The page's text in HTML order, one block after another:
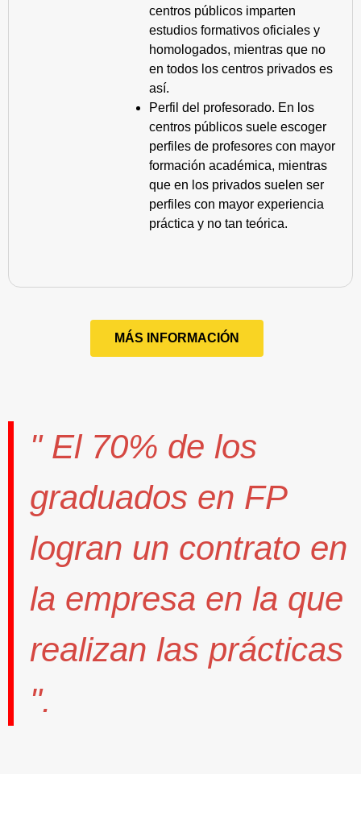
centros públicos imparten
estudios formativos oficiales y
homologados, mientras que no
en todos los centros privados es
así.
Perfil del profesorado. En los
centros públicos suele escoger
perfiles de profesores con mayor
formación académica, mientras
que en los privados suelen ser
perfiles con mayor experiencia
práctica y no tan teórica.
MÁS INFORMACIÓN
" El 70% de los
graduados en FP
logran un contrato en
la empresa en la que
realizan las prácticas
".